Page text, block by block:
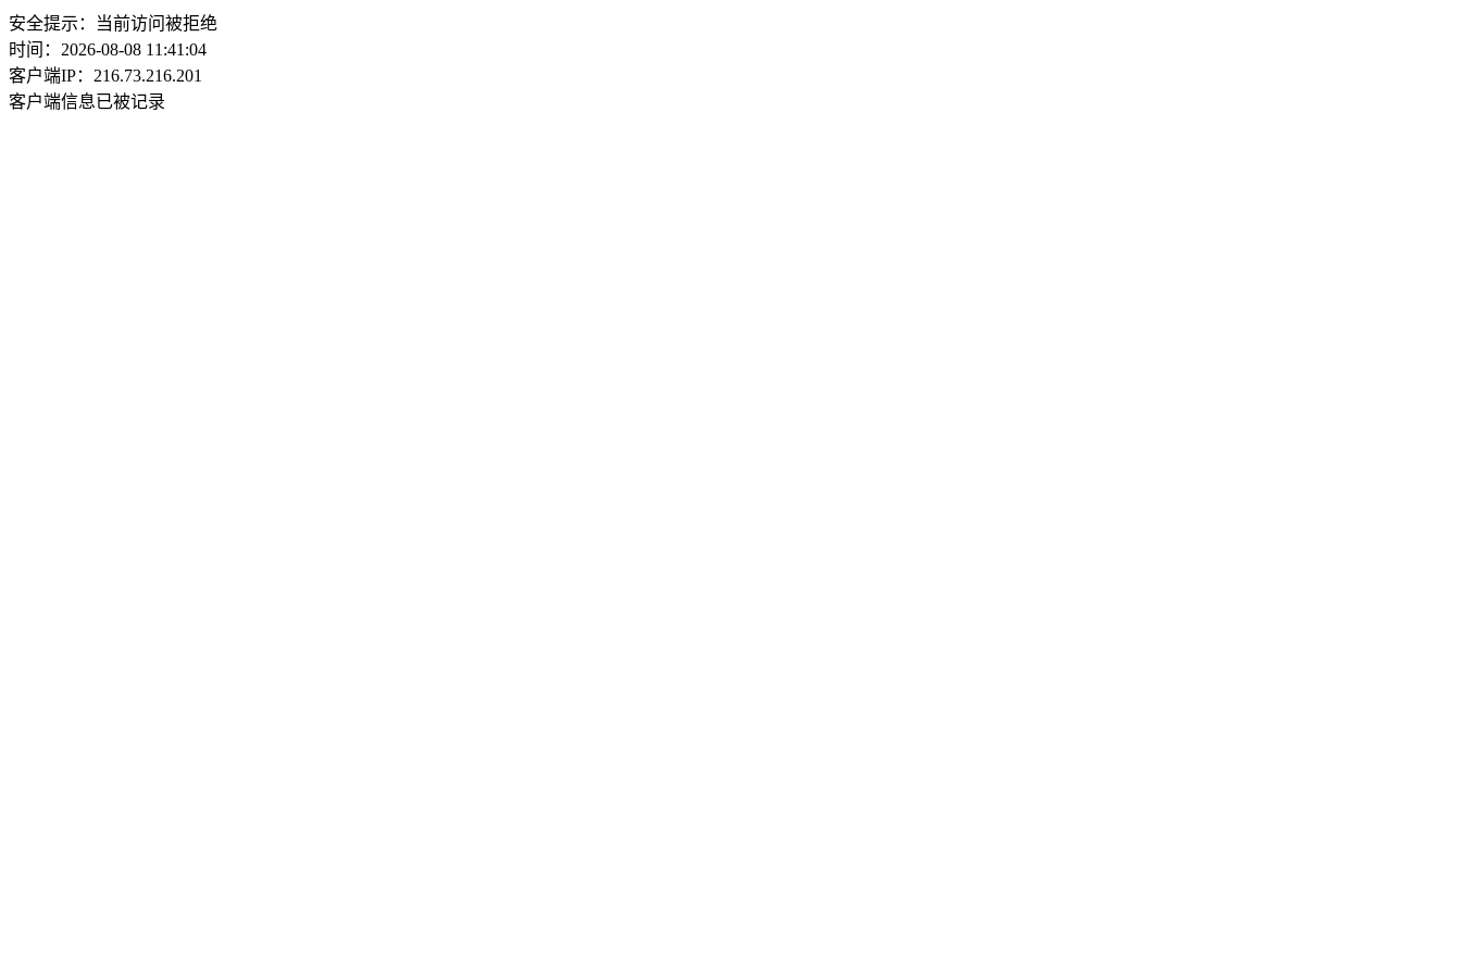
安全提示：当前访问被拒绝
时间：2026-08-08 11:41:04
客户端IP：216.73.216.201
客户端信息已被记录